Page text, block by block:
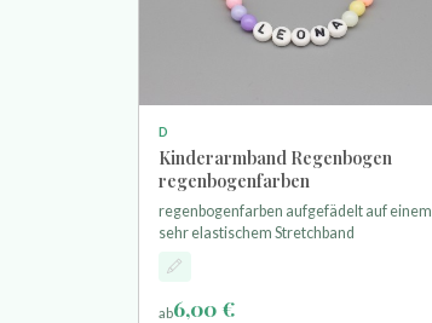
D
Kinderarmband Regenbogen
regenbogenfarben
regenbogenfarben aufgefädelt auf einem
sehr elastischem Stretchband
ab6,00 €